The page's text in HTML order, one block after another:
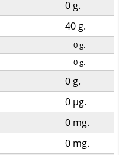
0g.
40g.
0g.
0g.
0g.
0 µg.
0 mg.
0 mg.